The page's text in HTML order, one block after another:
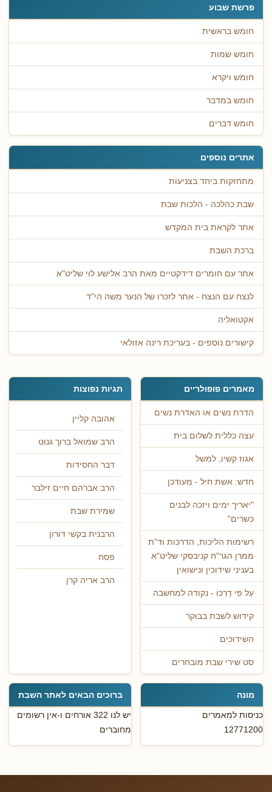
פרשת שבוע
חומש בראשית
חומש שמות
חומש ויקרא
חומש במדבר
חומש דברים
אתרים נוספים
מתחזקות ביחד בצניעות
שבת כהלכה - הלכות שבת
אתר לקראת בית המקדש
ברכת השבת
אתר עם חומרים דידקטיים מאת הרב אלישע לוי שליט"א
לנצח עם הנצח - אתר לזכרו של הנער משה הי"ד
אקטואליה
קישורים נוספים - בעריכת רינה אזולאי
מאמרים פופולריים
הדרת נשים או האדרת נשים
עצה כללית לשלום בית
אגוז קשיו, למשל
חדש: אשת חיל - מעודכן
"יאריך ימים ויזכה לבנים
כשרים"
רשימות הליכות, הדרכות וד"ת
ממרן הגר"ח קניבסקי שליט"א
בעניני שידוכין ונישואין
עַל פִּי דַרְכּוֹ - נקודה למחשבה
קידוש לשבת בבוקר
השידוכים
סט שירי שבת מובחרים
תגיות נפוצות
אהובה קליין
הרב שמואל ברוך גנוט
דבר החסידות
הרב אברהם חיים זילבר
שמירת שבת
הרבנית בקשי דורון
פסח
הרב אריה קרן
מונה
כניסות למאמרים
12771200
ברוכים הבאים לאתר השבת
יש לנו 322 אורחים ו-אין רשומים
מחוברים